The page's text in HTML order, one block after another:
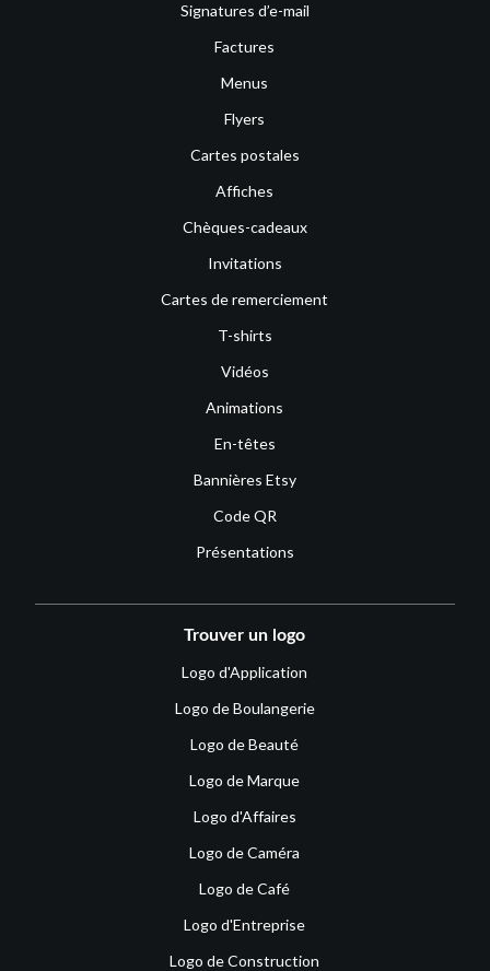
Signatures d’e-mail
Factures
Menus
Flyers
Cartes postales
Affiches
Chèques-cadeaux
Invitations
Cartes de remerciement
T-shirts
Vidéos
Animations
En-têtes
Bannières Etsy
Code QR
Présentations
Trouver un logo
Logo d'Application
Logo de Boulangerie
Logo de Beauté
Logo de Marque
Logo d'Affaires
Logo de Caméra
Logo de Café
Logo d'Entreprise
Logo de Construction